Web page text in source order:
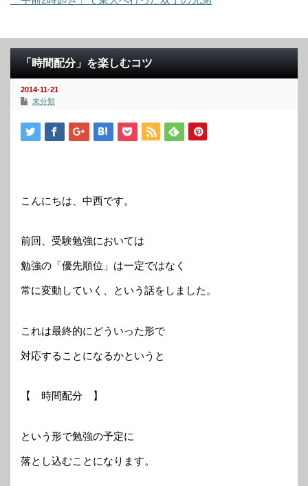
「時間配分」を楽しむコツ
2014-11-21
未分類
こんにちは、中西です。
前回、受験勉強においては
勉強の「優先順位」は一定ではなく
常に変動していく、という話をしました。
これは最終的にどういった形で
対応することになるかというと
【 時間配分 】
という形で勉強の予定に
落とし込むことになります。